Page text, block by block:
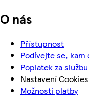
O nás
Přístupnost
Podívejte se,
Poplatek za službu
Nastavení Cookies
Možnosti platby